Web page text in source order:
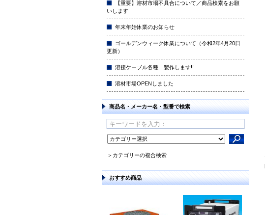
【重要】溶材市場不具合について／商品検索をお願
いします
年末年始休業のお知らせ
ゴールデンウィーク休業について（令和2年4月20日
更新）
溶接ケーブル各種 製作します!!
溶材市場OPENしました
商品名・メーカー名・型番で検索
＞カテゴリーの複合検索
おすすめ商品